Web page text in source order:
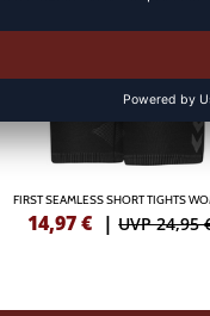
FIRST SEAMLESS SHORT TIGHTS
14,97€ |UVP 24,95